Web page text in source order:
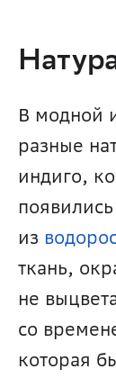
В модной
разные
индиго,
из
ткань,
не
со
которая